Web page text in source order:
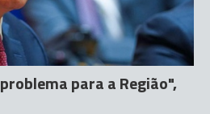
para a Região",